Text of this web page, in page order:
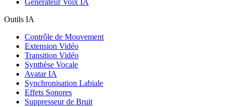
Générateur Voix IA
Outils IA
Contrôle de Mouvement
Extension Vidéo
Transition Vidéo
Synthèse Vocale
Avatar IA
Synchronisation Labiale
Effets Sonores
Suppresseur de Bruit